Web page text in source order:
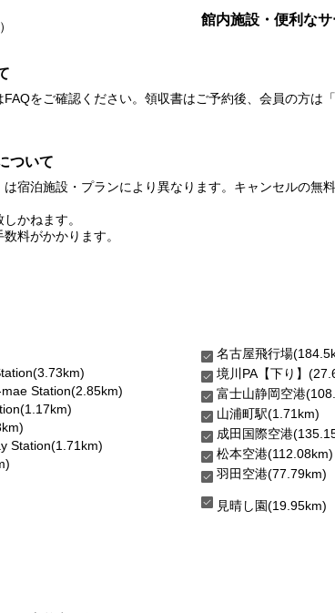
館内施設・便利なサ
をご確認ください。領収書はご予約後、会員の方
ついて
宿泊施設・プランにより異なります。キャンセルの
かねます。
料がかかります。
Station(2.85km)
Station(1.71km)
名古屋飛行場
境川PA【下り】
富士山静岡空港
山浦町駅(1.71km)
成田国際空港
松本空港(112.08km)
羽田空港(77.79km)
見晴し園(19.95km)